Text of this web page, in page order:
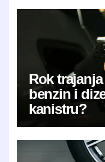
Rok
benzin i
kanistru?